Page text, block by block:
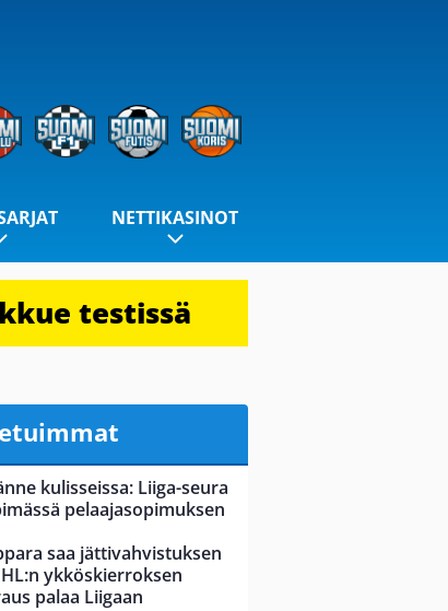
NETTIKASINOT
testissä
kulisseissa: Liiga-seura
pelaajasopimuksen
saa jättivahvistuksen
ykköskierroksen
palaa Liigaan